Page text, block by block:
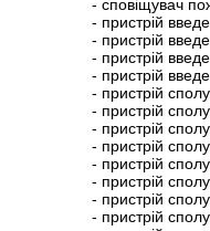
- сповіщувач
- пристрій
- пристрій
- пристрій
- пристрій
- пристрій
- пристрій
- пристрій
- пристрій
- пристрій
- пристрій
- пристрій
- пристрій